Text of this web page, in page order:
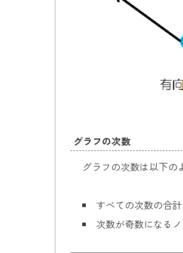
グラフの次数
グラフの次数は以下の
すべての次数の合
次数が奇数になる